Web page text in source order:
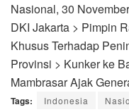
Nasional, 30
DKI Jakarta > Pimpin
Khusus Terhadap
Provinsi > Kunker ke
Mambrasar Ajak
Tags: Indonesia